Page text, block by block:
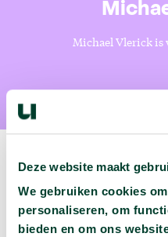
Deze website maakt
We gebruiken cookies
personaliseren, om
bieden en om ons
Michael Vlerick is
Volgende